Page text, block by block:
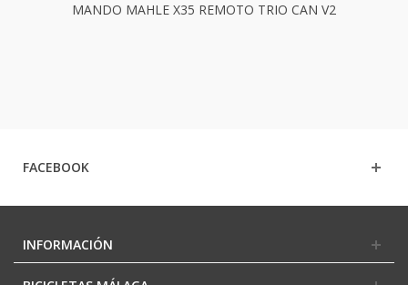
MANDO MAHLE X35 REMOTO TRIO CAN V2
FACEBOOK
INFORMACIÓN